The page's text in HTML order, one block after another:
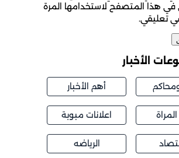
في هذا المتصفح لاستخدامها المرة
تعليقي.
الأخبار
أهم الأخبار
المراة اعلانات مبوبة
الرياضه